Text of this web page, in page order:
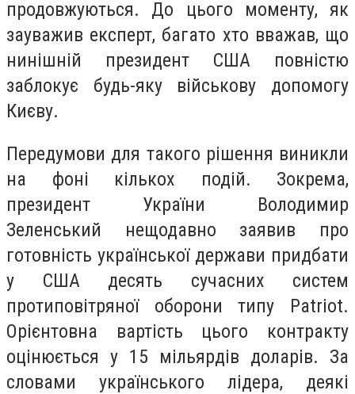
продовжуються. До цього моменту, як
зауважив експерт, багато хто вважав, що
нинішній президент США повністю
заблокує будь-яку військову допомогу
Києву.
Передумови для такого рішення виникли
на фоні кількох подій. Зокрема,
президент України Володимир
Зеленський нещодавно заявив про
готовність української держави придбати
у США десять сучасних систем
протиповітряної оборони типу Patriot.
Орієнтовна вартість цього контракту
оцінюється у 15 мільярдів доларів. За
словами українського лідера, деякі